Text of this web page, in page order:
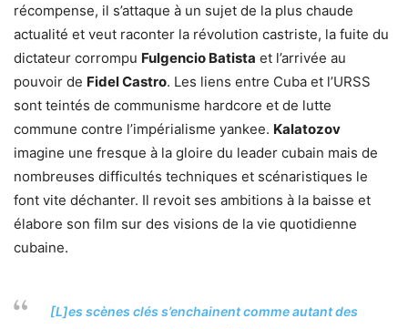
récompense, il s’attaque à un sujet de la plus chaude
actualité et veut raconter la révolution castriste, la fuite du
dictateur corrompu Fulgencio Batista et l’arrivée au
pouvoir de Fidel Castro. Les liens entre Cuba et l’URSS
sont teintés de communisme hardcore et de lutte
commune contre l’impérialisme yankee. Kalatozov
imagine une fresque à la gloire du leader cubain mais de
nombreuses difficultés techniques et scénaristiques le
font vite déchanter. Il revoit ses ambitions à la baisse et
élabore son film sur des visions de la vie quotidienne
cubaine.
[L]es scènes clés s’enchainent comme autant des